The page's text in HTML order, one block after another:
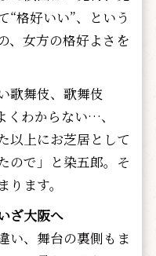
“格好いい”、という
、女方の格好よさを
歌舞伎、歌舞伎
わからない…、
以上にお芝居として
ので」と染五郎。そ
ます。
ざ大阪へ
い、舞台の裏側もま